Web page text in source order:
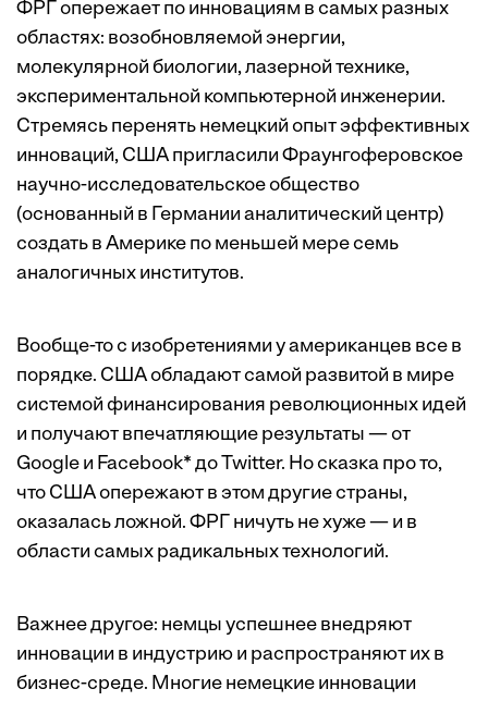
ФРГ опережает по инновациям в самых разных
областях: возобновляемой энергии,
молекулярной биологии, лазерной технике,
экспериментальной компьютерной инженерии.
Стремясь перенять немецкий опыт эффективных
инноваций, США пригласили Фраунгоферовское
научно-исследовательское общество
(основанный в Германии аналитический центр)
создать в Америке по меньшей мере семь
аналогичных институтов.
Вообще-то с изобретениями у американцев все в
порядке. США обладают самой развитой в мире
системой финансирования революционных идей
и получают впечатляющие результаты — от
Google и Facebook* до Twitter. Но сказка про то,
что США опережают в этом другие страны,
оказалась ложной. ФРГ ничуть не хуже — и в
области самых радикальных технологий.
Важнее другое: немцы успешнее внедряют
инновации в индустрию и распространяют их в
бизнес-среде. Многие немецкие инновации